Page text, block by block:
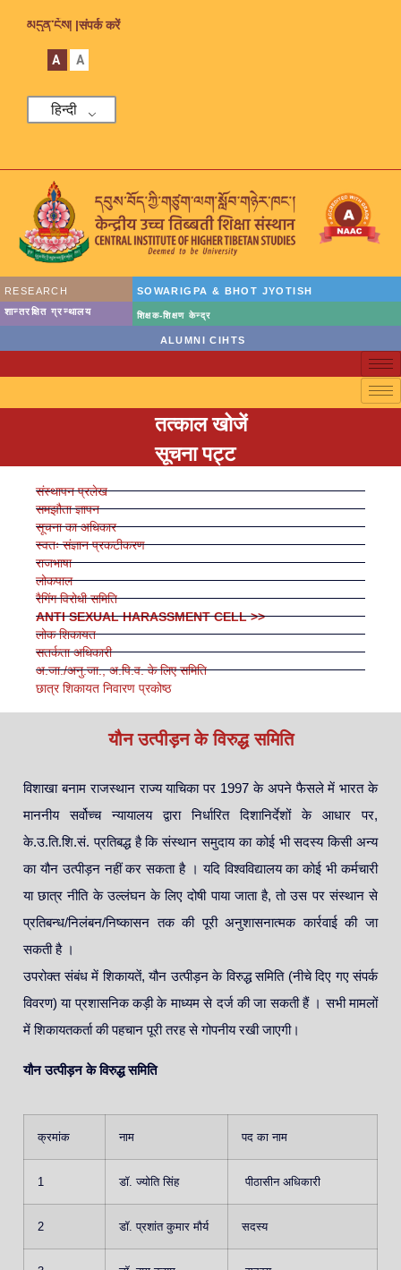
མདུན་ངོས། |संपर्क करें
A A
हिन्दी
RESEARCH
SOWARIGPA & BHOT JYOTISH
शान्तरक्षित ग्रन्थालय
शिक्षक-शिक्षण केन्द्र
ALUMNI CIHTS
तत्काल खोजें
सूचना पट्ट
संस्थापन प्रलेख
समझौता ज्ञापन
सूचना का अधिकार
स्वतः संज्ञान प्रकटीकरण
राजभाषा
लोकपाल
रैगिंग विरोधी समिति
ANTI SEXUAL HARASSMENT CELL >>
लोक शिकायत
सतर्कता अधिकारी
अ.जा./अनु.जा., अ.पि.व. के लिए समिति
छात्र शिकायत निवारण प्रकोष्ठ
यौन उत्पीड़न के विरुद्ध समिति
विशाखा बनाम राजस्थान राज्य याचिका पर 1997 के अपने फैसले में भारत के
माननीय सर्वोच्च न्यायालय द्वारा निर्धारित दिशानिर्देशों के आधार पर,
के.उ.ति.शि.सं. प्रतिबद्ध है कि संस्थान समुदाय का कोई भी सदस्य किसी अन्य
का यौन उत्पीड़न नहीं कर सकता है । यदि विश्वविद्यालय का कोई भी कर्मचारी
या छात्र नीति के उल्लंघन के लिए दोषी पाया जाता है, तो उस पर संस्थान से
प्रतिबन्ध/निलंबन/निष्कासन तक की पूरी अनुशासनात्मक कार्रवाई की जा
सकती है ।
उपरोक्त संबंध में शिकायतें, यौन उत्पीड़न के विरुद्ध समिति (नीचे दिए गए संपर्क
विवरण) या प्रशासनिक कड़ी के माध्यम से दर्ज की जा सकती हैं । सभी मामलों
में शिकायतकर्ता की पहचान पूरी तरह से गोपनीय रखी जाएगी।
यौन उत्पीड़न के विरुद्ध समिति
क्रमांक नाम पद का नाम
1 डॉ. ज्योति सिंह पीठासीन अधिकारी
2 डॉ. प्रशांत कुमार मौर्य सदस्य